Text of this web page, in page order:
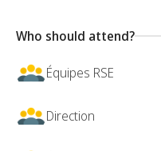
Who should attend?
Équipes RSE
Direction